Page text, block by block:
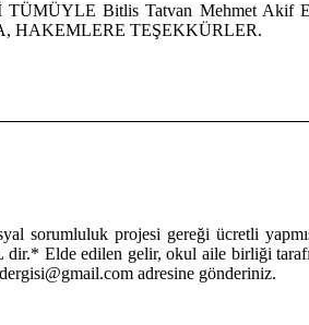
Bitlis Tatvan Mehmet
HAKEMLERE TEŞEKKÜRLER.
sorumluluk projesi gereği ücretli
dir.* Elde edilen gelir, okul aile birliği
adresine gönderiniz.